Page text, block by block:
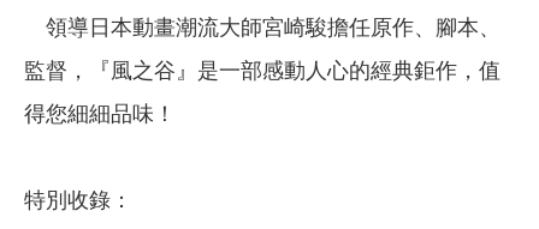
領導日本動畫潮流大師宮崎駿擔任原作、腳本、
監督，『風之谷』是一部感動人心的經典鉅作，值
得您細細品味！
特別收錄：